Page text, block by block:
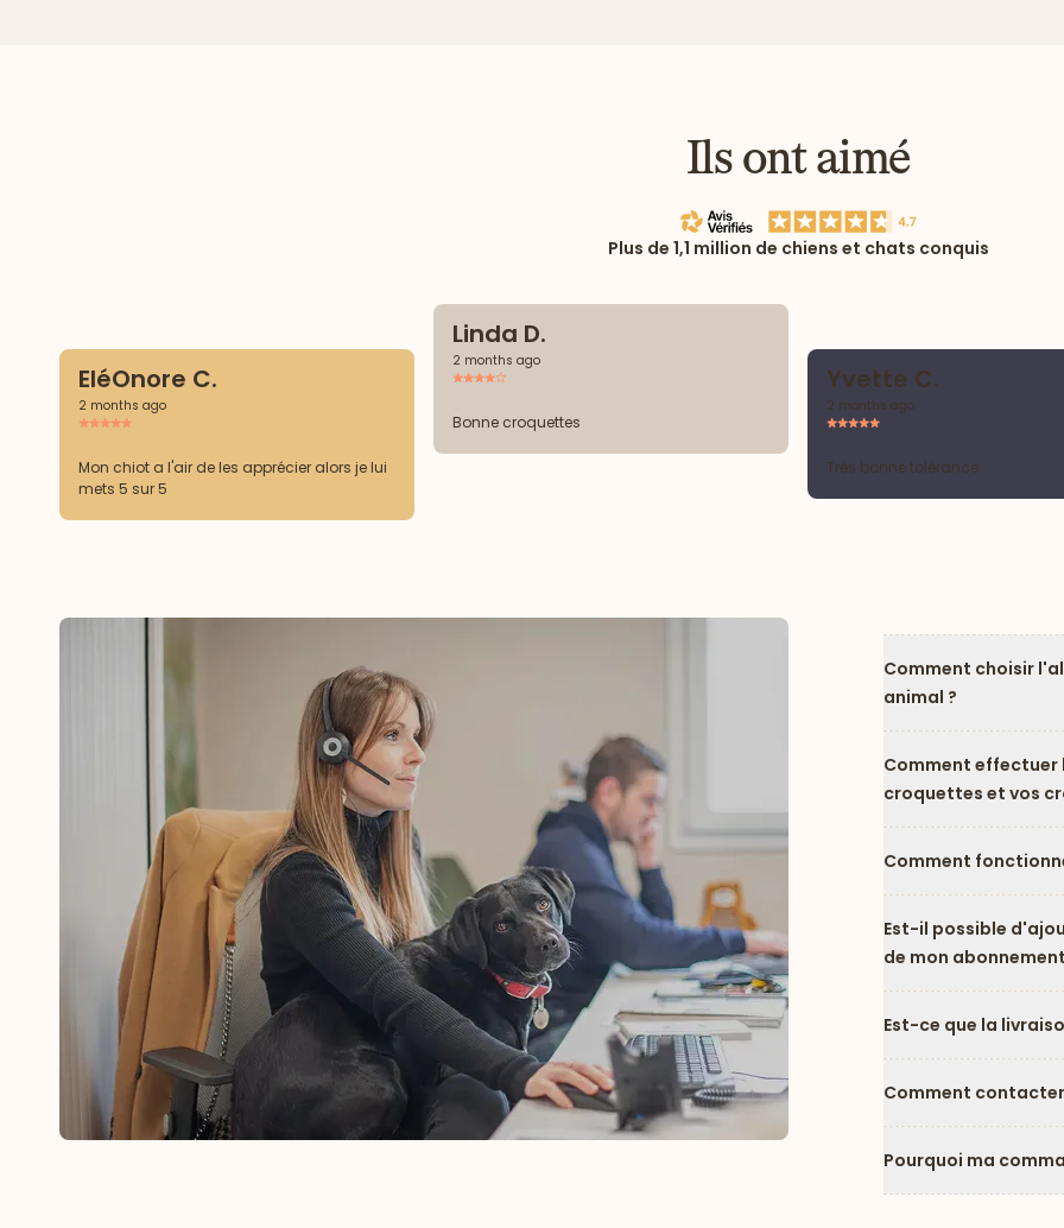
Ils ont aimé
Plus de 1,1 million de chiens et chats conquis
EléOnore C.
2 months ago
Mon chiot a l'air de les apprécier alors je lui
mets 5 sur 5
Linda D.
2 months ago
Bonne croquettes
Yvette C.
2 months ago
Très bonne tolérance
Comment choisir
animal ?
Comment effectuer
croquettes et vos
Comment
Est-il possible
de mon
Est-ce que la
Comment
Pourquoi ma